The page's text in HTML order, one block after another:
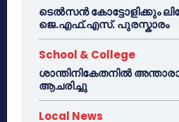
ടെൽസൻ കോട്ടോളിക്കും
ജെ.എഫ്.എസ്. പുരസ്കാരം
School & College
ശാന്തിനികേതനിൽ
ആചരിച്ചു
Local News